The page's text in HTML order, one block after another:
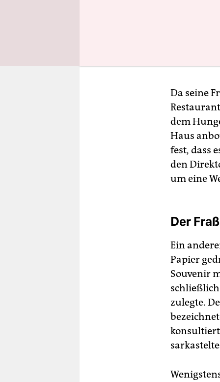
Da seine
dem
Haus
fest, dass
den
um eine
Der
Ein
Papier
Souvenir
zulegte.
konsultiert